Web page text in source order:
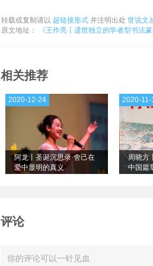
转载或复制请以 超链接形式 并注明出处 世说文
原文地址：
《王作亮丨遗世独立的学者型书法
相关推荐
阿龙丨圣诞沉思录·舍己在
爱中显明的真义
2020-12-24
周晓方
中国
2020-11-
评论